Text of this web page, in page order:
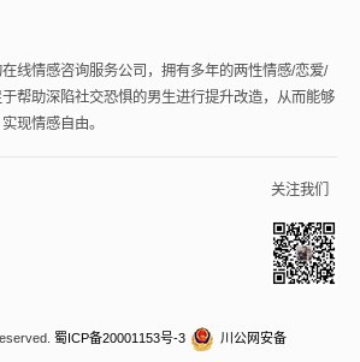
线情感咨询服务公司，拥有多年的两性情感/恋爱/
帮助深陷社交恐惧的男生进行提升改造，从而能够
现情感自由。
关注我们
蜀ICP备20001153号-3
川公网安备